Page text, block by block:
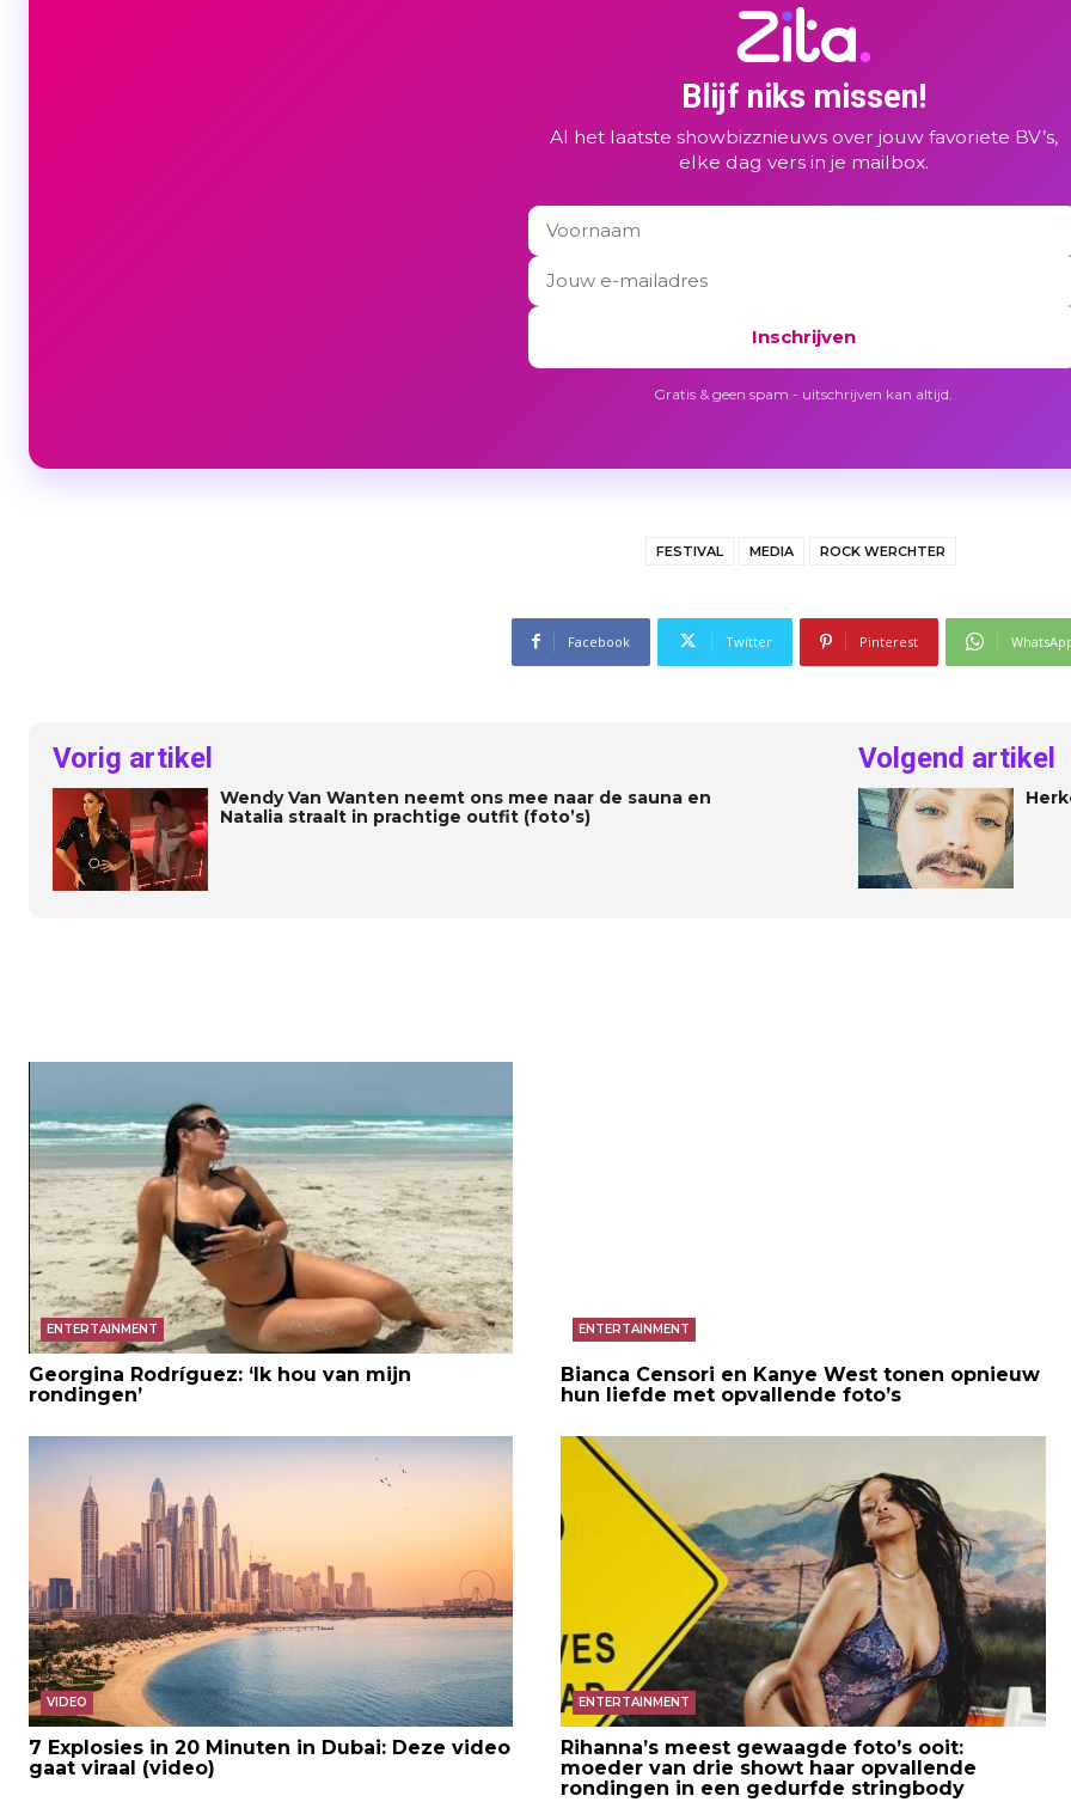
Blijf niks missen!
Al het laatste showbizznieuws over jouw favoriete BV’s,
elke dag vers in je mailbox.
Inschrijven
Gratis & geen spam - uitschrijven kan altijd.
FESTIVAL MEDIA ROCK WERCHTER
Facebook Twitter Pinterest
Vorig artikel
Wendy Van Wanten neemt ons mee naar de sauna en
Natalia straalt in prachtige outfit (foto’s)
Volgend artikel
ENTERTAINMENT
Georgina Rodríguez: ‘Ik hou van mijn
rondingen’
ENTERTAINMENT
Bianca Censori en Kanye West tonen opnieuw
hun liefde met opvallende foto’s
VIDEO
7 Explosies in 20 Minuten in Dubai: Deze video
gaat viraal (video)
ENTERTAINMENT
Rihanna’s meest gewaagde foto’s ooit:
moeder van drie showt haar opvallende
rondingen in een gedurfde stringbody